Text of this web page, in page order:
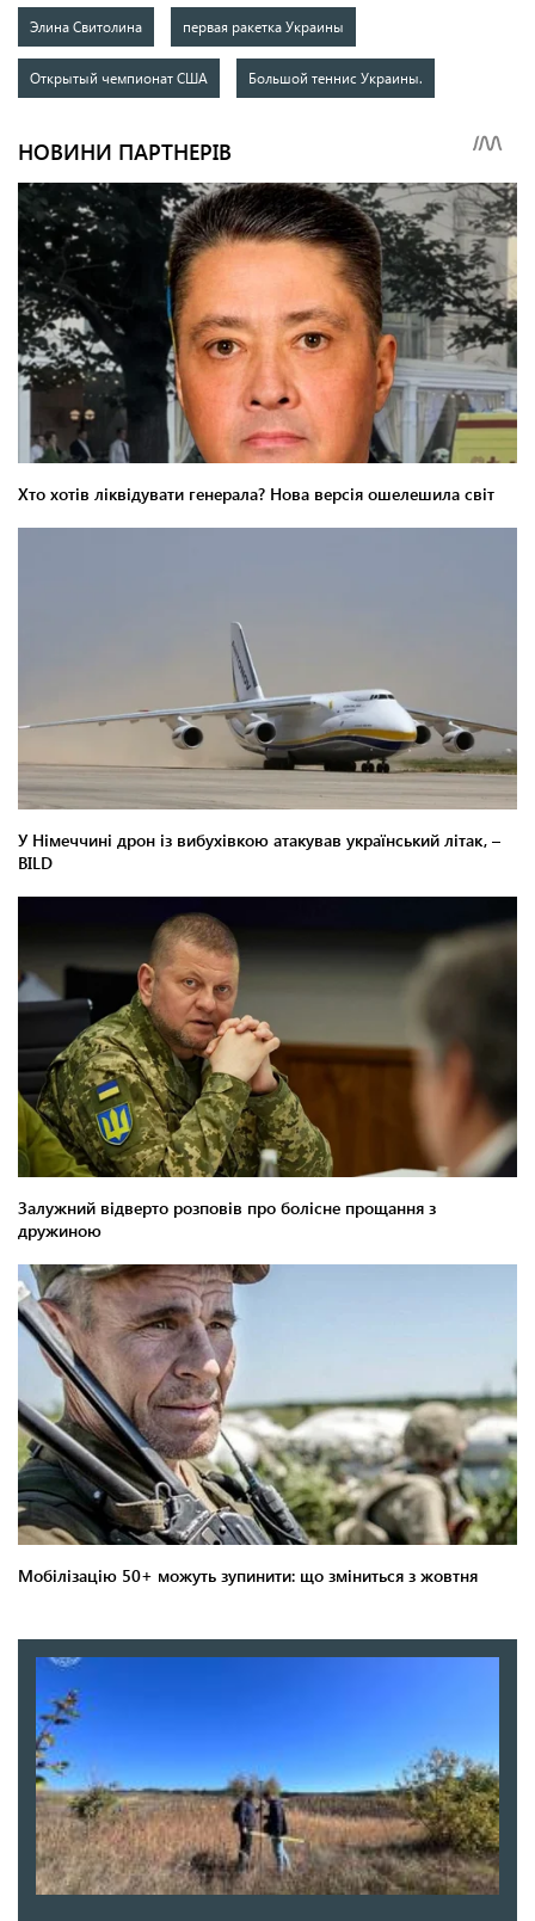
Элина Свитолина первая ракетка Украины
Открытый чемпионат США Большой теннис Украины.